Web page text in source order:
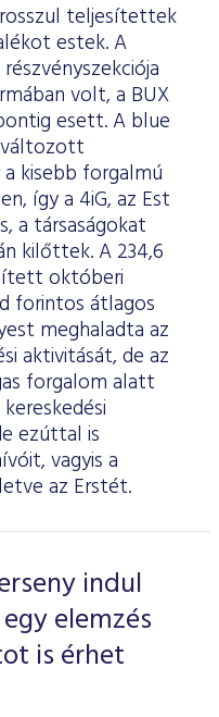
teljesítettek
estek. A
volt, a BUX
esett. A blue
kisebb forgalmú
így a 4iG, az Est
a társaságokat
kilőttek. A 234,6
októberi
forintos átlagos
meghaladta az
aktivitását, de az
forgalom alatt
ezúttal is
vagyis a
az Erstét.
indul
elemzés
is érhet